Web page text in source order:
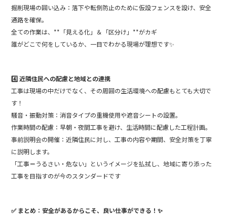
掘削現場の囲い込み：落下や転倒防止のために仮設フェンスを設け、安全
通路を確保。
全ての作業は、**「見える化」＆「区分け」**がカギ
誰がどこで何をしているか、一目でわかる現場が理想です✨
4️⃣ 近隣住民への配慮と地域との連携
工事は現場の中だけでなく、その周囲の生活環境への配慮もとても大切で
す！
騒音・振動対策：消音タイプの重機使用や遮音シートの設置。
作業時間の配慮：早朝・夜間工事を避け、生活時間に配慮した工程計画。
事前説明会の開催：近隣住民に対し、工事の内容や期間、安全対策を丁寧
に説明します。
「工事＝うるさい・危ない」というイメージを払拭し、地域に寄り添った
工事を目指すのが今のスタンダードです
✅ まとめ：安全があるからこそ、良い仕事ができる！✨